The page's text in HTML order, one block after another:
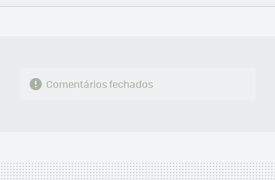
FACEBOOK
TWITTERFLIPBOARD
E-
WHATSAPP
Comentários fechados